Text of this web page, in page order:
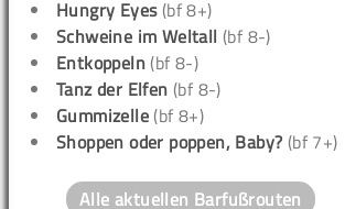
Hungry Eyes(bf 8+)
Schweine im Weltall (bf 8-)
Entkoppeln (bf 8-)
Tanz der Elfen (bf 8-)
Gummizelle (bf 8+)
Shoppen oder poppen, Baby? (bf 7+)
Alle aktuellen Barfußrouten